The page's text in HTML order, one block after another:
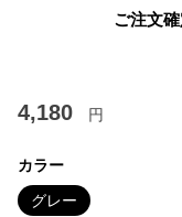
ご注文
4,180 円
カラー
グレー